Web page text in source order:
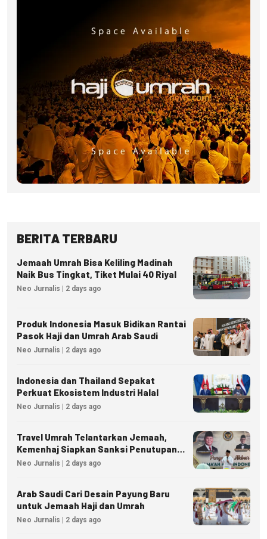
BERITA TERBARU
Jemaah Umrah Bisa Keliling Madinah
Naik Bus Tingkat, Tiket Mulai 40 Riyal
Neo Jurnalis | 2 days ago
Produk Indonesia Masuk Bidikan Rantai
Pasok Haji dan Umrah Arab Saudi
Neo Jurnalis | 2 days ago
Indonesia dan Thailand Sepakat
Perkuat Ekosistem Industri Halal
Neo Jurnalis | 2 days ago
Travel Umrah Telantarkan Jemaah,
Kemenhaj Siapkan Sanksi Penutupan
Izin hingga Pidana
Neo Jurnalis | 2 days ago
Arab Saudi Cari Desain Payung Baru
untuk Jemaah Haji dan Umrah
Neo Jurnalis | 2 days ago